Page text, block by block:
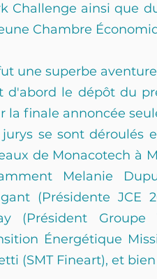
Challenge ainsi que
Chambre
une superbe
d'abord le dépôt du
la finale annoncée
jurys se sont déroulés
de Monacotech à
Melanie
(Présidente JCE
(Président
Énergétique
(SMT Fineart), et